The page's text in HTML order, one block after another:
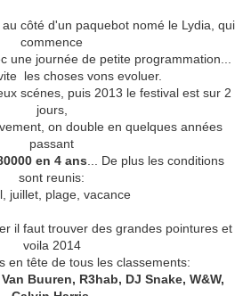
côté d'un paquebot nomé le Lydia, qui
commence
une journée de petite programmation...
les choses vons evoluer.
scénes, puis 2013 le festival est sur 2
jours,
on double en quelques années
passant
en 4 ans ... De plus les conditions
sont reunis:
juillet, plage, vacance
il faut trouver des grandes pointures et
voila 2014
en tête de tous les classements:
Buuren, R3hab, DJ Snake, W&W,